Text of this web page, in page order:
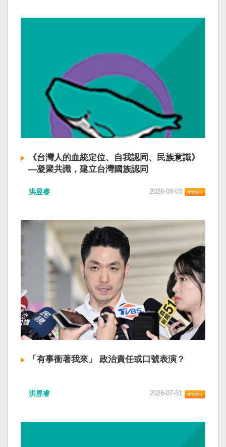
《台灣人的血統定位、自我認同、民族意識》
—凝聚共識，建立台灣國族認同
洪昱睿 2026-08-03
「有事衝著我來」 政治責任或口號表演？
洪昱睿 2026-07-31